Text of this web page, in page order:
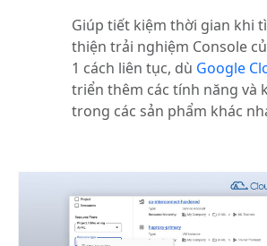
Giúp tiết kiệm thời gian khi
thiện trải nghiệm Console
1 cách liên tục, dù Google
triển thêm các tính năng và
trong các sản phẩm khác